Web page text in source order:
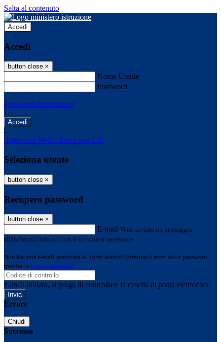
Salta al contenuto
Accedi
Accedi
button close ×
Nome Utente
Password
Password dimenticata?
-
Entra con SPID Entra con CIE
Seleziona utente
button close ×
Recupero password
button close ×
E-mail Verrà inviato un messaggio
all'indirizzo indicato con le istruzioni necessarie.
Non hai una e-mail associata al nome utente? Effettua il reset della password
tramite la Login Spaggiari
E-mail inviata, si prega di controllare la casella di posta elettronica!
Errore
Chiudi
Successo